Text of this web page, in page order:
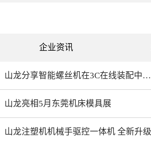
为单针设计，采用电脑可视
化界面控制机器移动实现花
绗缝机是以XY—Z型运动的
动，Z轴控制机头的绗缝。
（1）Z轴方向运动——绗缝
针上下的运动。（两个伺
（一个伺服）（3）Y轴方向
合远
式接
观。
拆卸功
伺服
冲100
企业资讯
山龙分享智能螺丝机在3C在线装配中的应用
山龙亮相5月东莞机床模具展
山龙注塑机机械手驱控一体机 全新升级